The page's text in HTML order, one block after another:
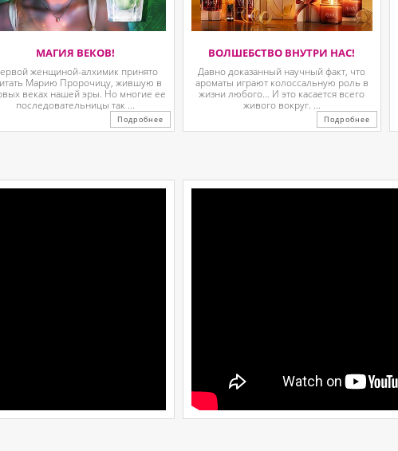
МАГИЯ ВЕКОВ!
женщиной-алхимик принято
Марию Пророчицу, жившую в
веках нашей эры. Но многие ее
последовательницы так ...
Подробнее
ВОЛШЕБСТВО ВНУТРИ НАС!
Давно доказанный научный факт, что
ароматы играют колоссальную роль в
жизни любого… И это касается всего
живого вокруг. ...
Подробнее